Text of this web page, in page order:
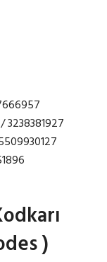
3238381927
)